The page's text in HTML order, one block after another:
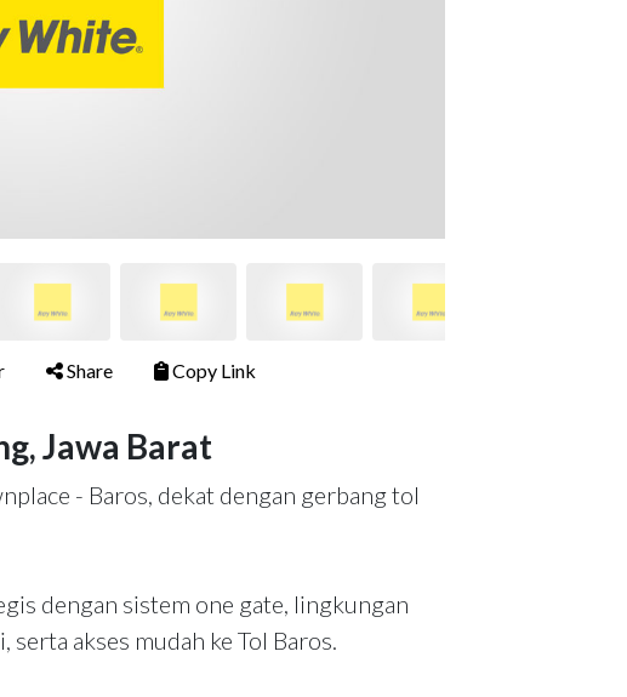
Share Copy Link
Jawa Barat
- Baros, dekat dengan gerbang tol
dengan sistem one gate, lingkungan
akses mudah ke Tol Baros.